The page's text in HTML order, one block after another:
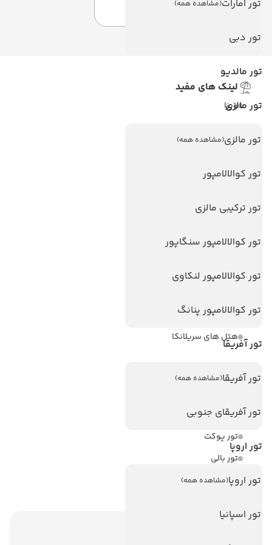
تور امارات(مشاهده همه)
تور دبی
تور مالدیو
تور مالزی
تور مالزی(مشاهده همه)
تور کوالالامپور
تور ترکیبی مالزی
تور کوالالامپور سنگاپور
تور کوالالامپور لنکاوی
تور کوالالامپور پنانگ
تور آفریقا
تور آفریقا(مشاهده همه)
تور آفریقای جنوبی
تور اروپا
تور اروپا(مشاهده همه)
تور اسپانیا
لینک های مفید
ویزا
درباره ما
تماس با ما
هتل های آنتالیا
هتل های استانبول
هتل های اندونزی
هتل های سریلانکا
تورهای پربازدید
تور آنتالیا
تور پوکت
تور بالی
تور سریلانکا